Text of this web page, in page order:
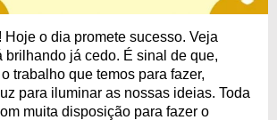
Hoje o dia promete sucesso. Veja
brilhando já cedo. É sinal de que,
trabalho que temos para fazer,
para iluminar as nossas ideias. Toda
muita disposição para fazer o